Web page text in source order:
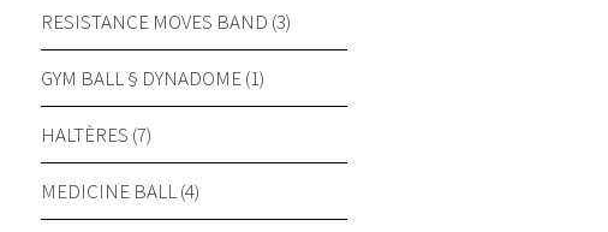
RESISTANCE MOVES BAND (3)
GYM BALL § DYNADOME (1)
HALTÈRES (7)
MEDICINE BALL (4)